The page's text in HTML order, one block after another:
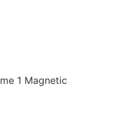
1 Magnetic